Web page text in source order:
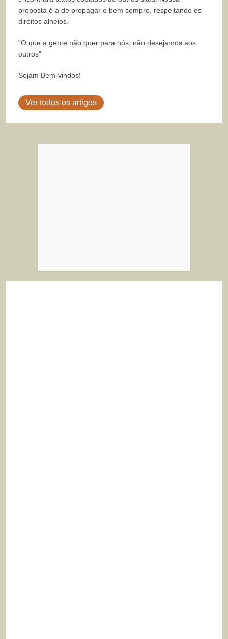
proposta é a de propagar o bem sempre, respeitando os
direitos alheios.
"O que a gente não quer para nós, não desejamos aos
outros"
Sejam Bem-vindos!
Ver todos os artigos